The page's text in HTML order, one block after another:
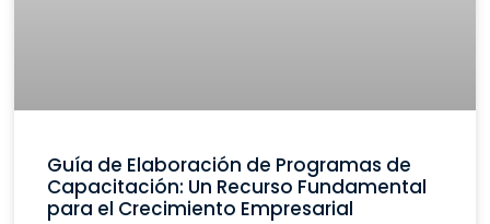
Guía de Elaboración de Programas de
Capacitación: Un Recurso Fundamental
para el Crecimiento Empresarial